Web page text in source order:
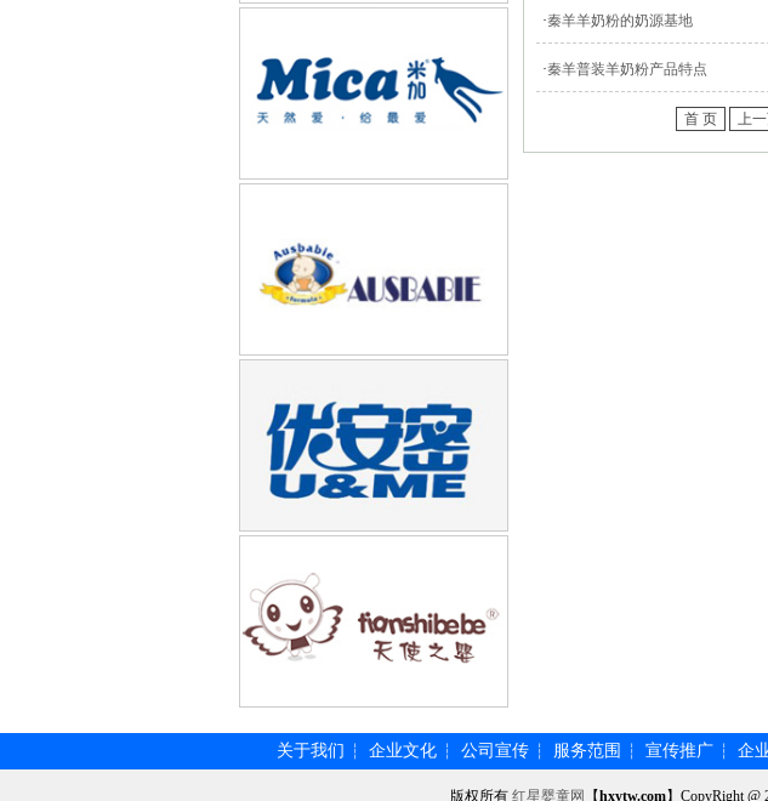
·秦羊羊奶粉的奶源基地
·秦羊普装羊奶粉产品特点
首 页 上
关于我们 ┆ 企业文化 ┆ 公司宣传 ┆ 服务范围 ┆ 宣传推广 ┆ 企
版权所有 红星婴童网 【hxytw.com】CopyRight @